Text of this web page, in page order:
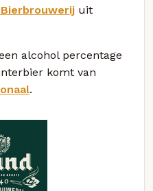
uit
alcohol percentage
komt van
.